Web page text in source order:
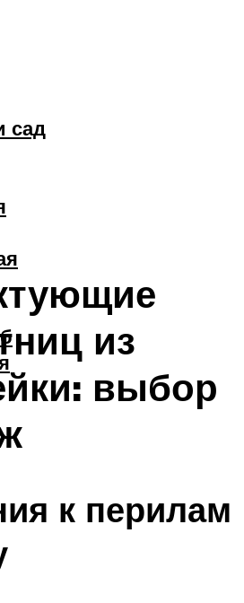
сад
из
выбор
к перилам